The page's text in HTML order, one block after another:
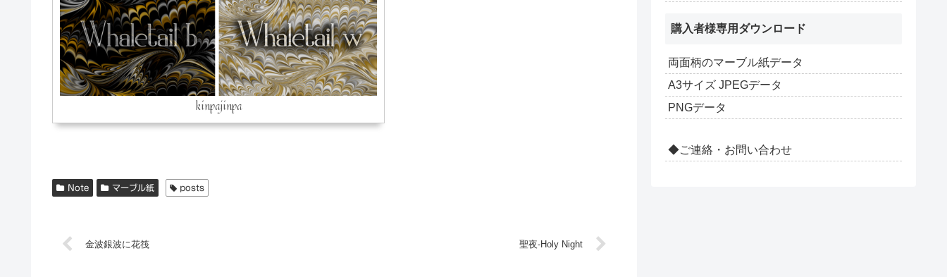
kinpajinpa
Note マーブル紙 posts
金波銀波に花筏 聖夜-Holy Night
購入者様専用ダウンロード
両面柄のマーブル紙データ
A3サイズ JPEGデータ
PNGデータ
◆ご連絡・お問い合わせ